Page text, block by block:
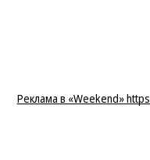
Реклама в «Weekend»